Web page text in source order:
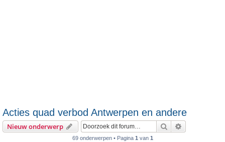
Acties quad verbod Antwerpen en andere
Nieuw onderwerp Zoek
69 onderwerpen • Pagina 1 van 1